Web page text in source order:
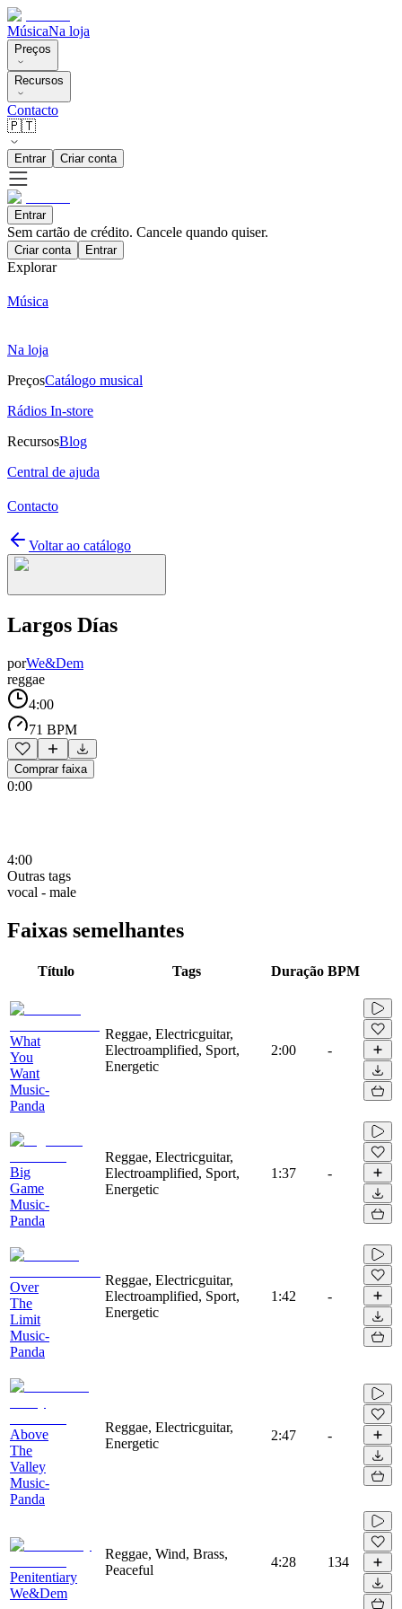
MúsicaNa loja
Preços
Recursos
Contacto
🇵🇹
Entrar Criar conta
Entrar
Sem cartão de crédito. Cancele quando quiser.
Criar conta Entrar
Explorar
Música
Na loja
PreçosCatálogo musical
Rádios In-store
RecursosBlog
Central de ajuda
Contacto
Voltar ao catálogo
Largos Días
porWe&Dem
reggae
4:00
71 BPM
Comprar faixa
0:00
4:00
Outras tags
vocal - male
Faixas semelhantes
Título Tags Duração BPM
What
You
Want
Music-
Panda
Reggae, Electricguitar,
Electroamplified, Sport,
Energetic
2:00 -
Big
Game
Music-
Panda
Reggae, Electricguitar,
Electroamplified, Sport,
Energetic
1:37 -
Over
The
Limit
Music-
Panda
Reggae, Electricguitar,
Electroamplified, Sport,
Energetic
1:42 -
Above
The
Valley
Music-
Panda
Reggae, Electricguitar,
Energetic
2:47 -
Penitentiary
We&Dem
Reggae, Wind, Brass,
Peaceful
4:28 134